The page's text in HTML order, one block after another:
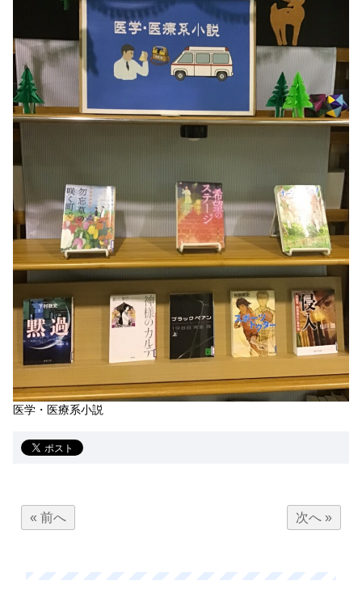
医学・医療系小説
« 前へ 次へ »